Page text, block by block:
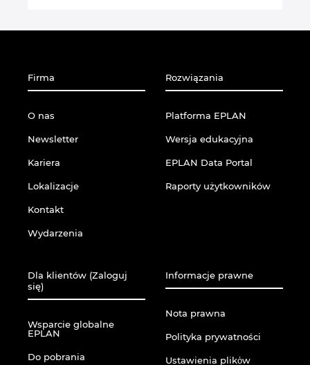
Firma
O nas
Newsletter
Kariera
Lokalizacje
Kontakt
Wydarzenia
Rozwiązania
Platforma EPLAN
Wersja edukacyjna
EPLAN Data Portal
Raporty użytkowników
Dla klientów (Zaloguj
się)
Wsparcie globalne
EPLAN
Do pobrania
Informacje prawne
Nota prawna
Polityka prywatności
Ustawienia plikὀw
Słowacja
Szwajcaria
Tajlandia
Turcja
Ukraina
USA